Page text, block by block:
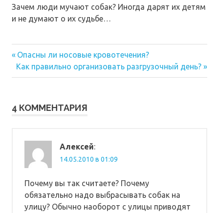
Зачем люди мучают собак? Иногда дарят их детям
и не думают о их судьбе…
Навигация
по
Предыдущая
запись:
Опасны ли носовые кровотечения?
Следующая
запись:
Как правильно организовать разгрузочный день?
4 КОММЕНТАРИЯ
Алексей:
14.05.2010 в 01:09
Почему вы так считаете? Почему
обязательно надо выбрасывать собак на
улицу? Обычно наоборот с улицы приводят